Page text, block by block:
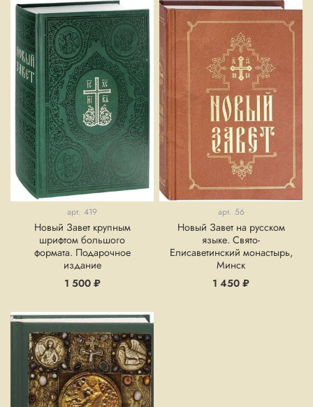
арт. 419
Новый Завет крупным
шрифтом большого
формата. Подарочное
издание
1 500 ₽
арт. 56
Новый Завет на русском
языке. Свято-
Елисаветинский монастырь,
Минск
1 450 ₽